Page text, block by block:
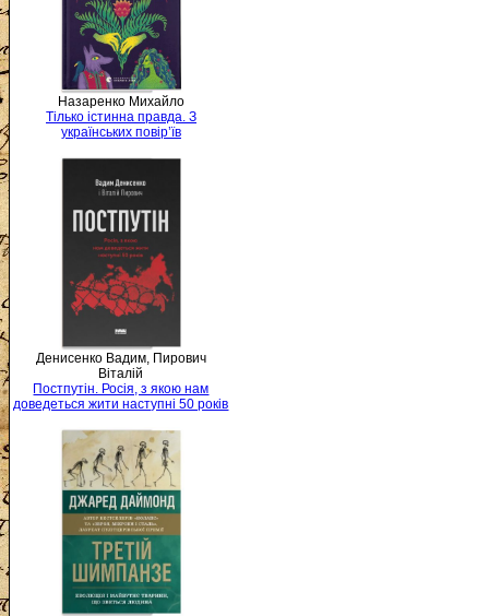
Назаренко Михайло
Тілько істинна правда. З
українських повір’їв
Денисенко Вадим, Пирович
Віталій
Постпутін. Росія, з якою нам
доведеться жити наступні 50 років